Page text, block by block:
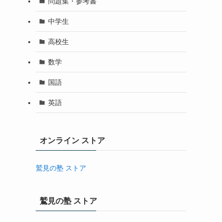
中学生
高校生
数学
国語
英語
オンライン ストア
鷲見の塾 ストア
鷲見の塾 ストア